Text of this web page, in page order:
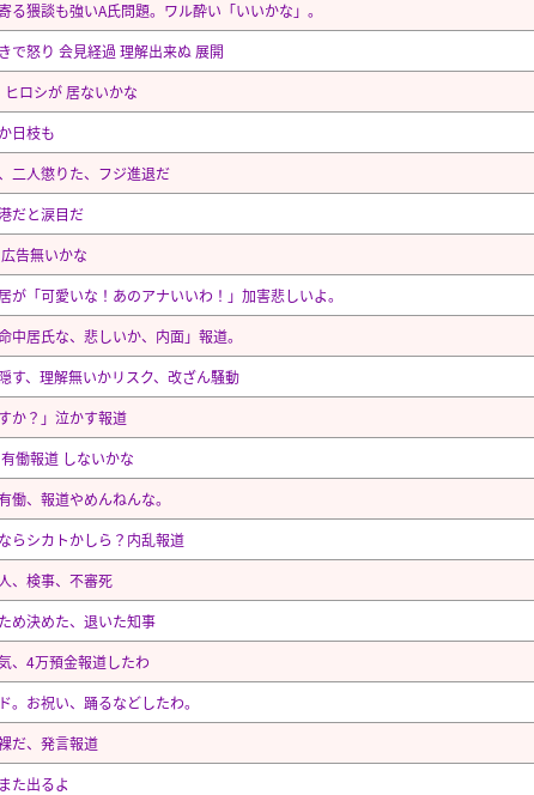
る猥談も強いA氏問題。ワル酔い「いいかな」。
で怒り 会見経過 理解出来ぬ 展開
ヒロシが 居ないかな
日枝も
二人懲りた、フジ進退だ
だと涙目だ
告無いかな
が「可愛いな！あのアナいいわ！」加害悲しいよ。
中居氏な、悲しいか、内面」報道。
す、理解無いかリスク、改ざん騒動
か？」泣かす報道
働報道 しないかな
働、報道やめんねんな。
らシカトかしら？内乱報道
、検事、不審死
め決めた、退いた知事
、4万預金報道したわ
。お祝い、踊るなどしたわ。
だ、発言報道
た出るよ